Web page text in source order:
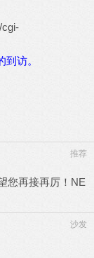
cgi-
访。
推荐
您再接再厉！NE
沙发